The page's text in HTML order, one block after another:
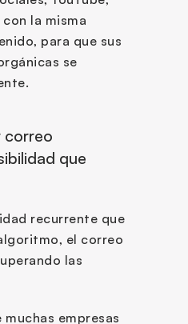
la misma
para que sus
se
correo
que
recurrente que
el correo
las
empresas